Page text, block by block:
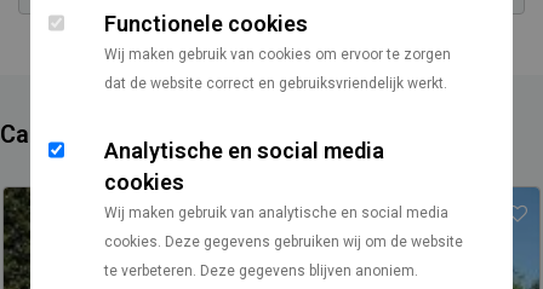
Functionele cookies
Wij maken gebruik van cookies om ervoor te zorgen
dat de website correct en gebruiksvriendelijk werkt.
Analytische en social media
cookies
Wij maken gebruik van analytische en social media
cookies. Deze gegevens gebruiken wij om de website
te verbeteren. Deze gegevens blijven anoniem.
Campings in de buurt